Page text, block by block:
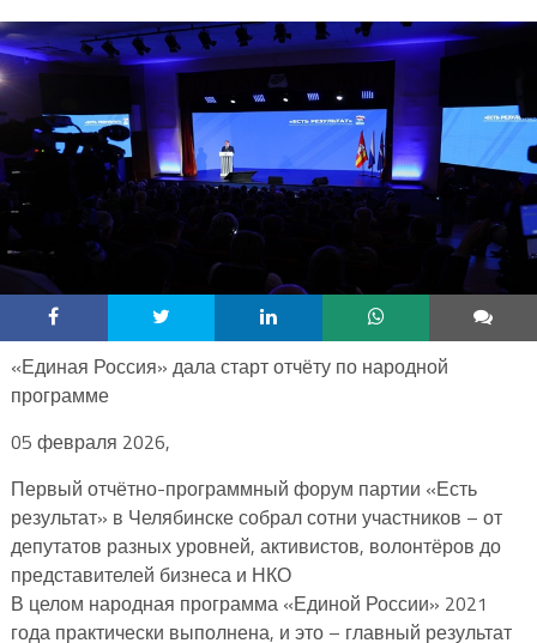
«Единая Россия» дала старт отчёту по народной
программе
05 февраля 2026,
Первый отчётно-программный форум партии «Есть
результат» в Челябинске собрал сотни участников – от
депутатов разных уровней, активистов, волонтёров до
представителей бизнеса и НКО
В целом народная программа «Единой России» 2021
года практически выполнена, и это – главный результат